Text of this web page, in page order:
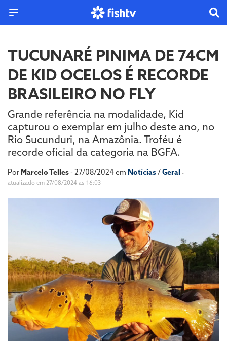
TUCUNARÉ PINIMA DE 74CM
DE KID OCELOS É RECORDE
BRASILEIRO NO FLY
Grande referência na modalidade, Kid
capturou o exemplar em julho deste ano, no
Rio Sucunduri, na Amazônia. Troféu é
recorde oficial da categoria na BGFA.
Por Marcelo Telles- 27/08/2024 em Notícias/Geral -
atualizado em 27/08/2024 as 16:03